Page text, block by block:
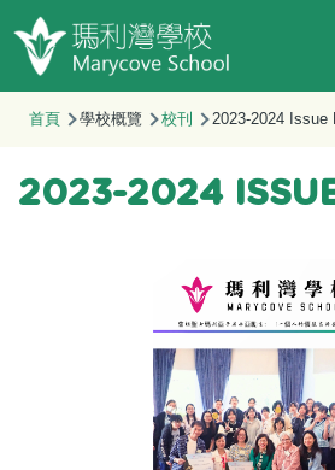
移至主內容
導
連
首頁 學校概覽 校刊 2023-2024 Issue
2023-2024